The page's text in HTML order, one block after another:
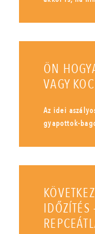
ÖN
VAGY
Az idei
gyapottok-